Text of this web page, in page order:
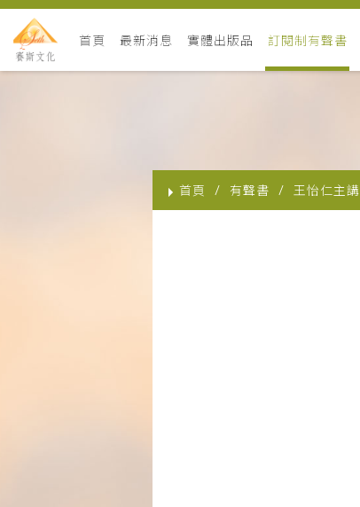
首頁 最新消息 實體出版品 訂閱制有聲書
首頁 有聲書 王怡仁主講